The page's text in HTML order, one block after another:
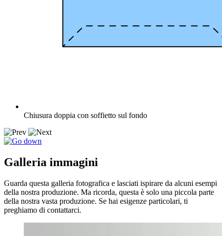
Chiusura doppia con soffietto sul fondo
Galleria immagini
Guarda questa galleria fotografica e lasciati ispirare da alcuni esempi
della nostra produzione. Ma ricorda, questa è solo una piccola parte
della nostra vasta produzione. Se hai esigenze particolari, ti
preghiamo di contattarci.